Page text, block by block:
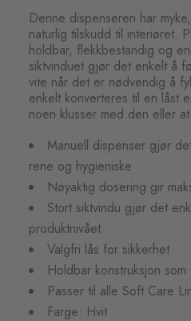
Denne dispenseren har
naturlig tilskudd til interiøret.
holdbar, flekkbestandig og
siktvinduet gjør det enkelt å
vite når det er nødvendig å
enkelt konverteres til en låst
noen klusser med den eller
Manuell dispenser gjør
rene og hygieniske
Nøyaktig dosering gir
Stort siktvindu gjør det
produktnivået
Valgfri lås for sikkerhet
Holdbar konstruksjon
Passer til alle Soft Care
Farge: Hvit